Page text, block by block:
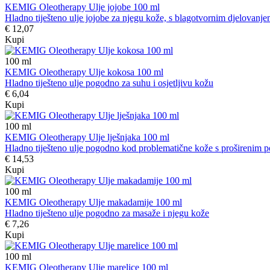
KEMIG Oleotherapy Ulje jojobe 100 ml
Hladno tiješteno ulje jojobe za njegu kože, s blagotvornim
€ 12,07
Kupi
100 ml
KEMIG Oleotherapy Ulje kokosa 100 ml
Hladno tiješteno ulje pogodno za suhu i osjetljivu kožu
€ 6,04
Kupi
100 ml
KEMIG Oleotherapy Ulje lješnjaka 100 ml
Hladno tiješteno ulje pogodno kod problematične kože s proširenim
€ 14,53
Kupi
100 ml
KEMIG Oleotherapy Ulje makadamije 100 ml
Hladno tiješteno ulje pogodno za masaže i njegu kože
€ 7,26
Kupi
100 ml
KEMIG Oleotherapy Ulje marelice 100 ml